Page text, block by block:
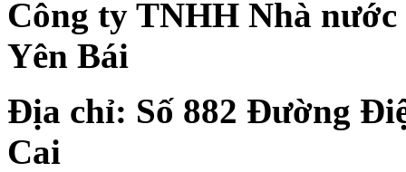
Công ty TNHH Nhà
Yên Bái
Địa chỉ: Số 882 Đường
Cai